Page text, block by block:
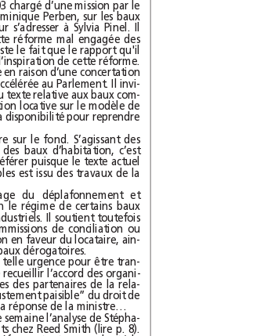
hilippe Pelletier, qui fut en 2003 chargé d’une mission par le
garde des sceaux de l’époque, Dominique Perben, sur les baux
commerciaux, a pris la plume pour s’adresser à Sylvia Pinel. Il
invite la ministre à suspendre cette réforme mal engagée des
avait remis à l’époque puisse être l’inspiration de cette réforme.
Il se dit d’abord choqué de la méthode en raison d’une concertation
inachevée et qui recourt à la lecture accélérée au Parlement. Il invi-
te donc la ministre a retirer la partie du texte relative aux baux com-
merciaux pour engager une concertation locative sur le modèle de
celle qui avait prévalu en 2003 et dit sa disponibilité pour reprendre
Philippe Pelletier n’est pas plus tendre sur le fond. S’agissant des
charges, s’il faut prendre le modèle des baux d’habitation, c’est
qui fixe la liste des charges récupérables est issu des travaux de la
L’avocat critique également le lissage du déplafonnement et
l’abandon de l’ICC qui laisse incertain le régime de certains baux
comme ceux applicables aux locaux industriels. Il soutient toutefois
l’extension de la compétence des commissions de conciliation ou
l’instauration d’un droit de préemption en faveur du locataire, ain-
si que l’allongement de la durée des baux dérogatoires.
Mais aucune mesure ne nécessite une telle urgence pour être tran-
chée et Philippe Pelletier préconise de recueillir l’accord des organi-
sations professionnelles représentatives des partenaires de la rela-
tion locative afin de permettre un “ajustement paisible” du droit de
la propriété commerciale. On attend la réponse de la ministre…
Sur ce sujet, nous vous proposons cette semaine l’analyse de Stépha-
ne Illouz et Diane Le Chevallier, avocats chez Reed Smith (lire p. 8).